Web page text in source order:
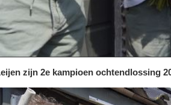
zijn 2e kampioen ochtendlossing